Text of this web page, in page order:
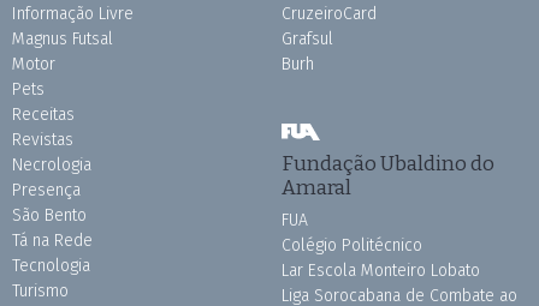
Informação Livre
Magnus Futsal
Motor
Pets
Receitas
Revistas
Necrologia
Presença
São Bento
Tá na Rede
Tecnologia
Turismo
CruzeiroCard
Grafsul
Burh
Fundação Ubaldino do
Amaral
FUA
Colégio Politécnico
Lar Escola Monteiro Lobato
Liga Sorocabana de Combate ao